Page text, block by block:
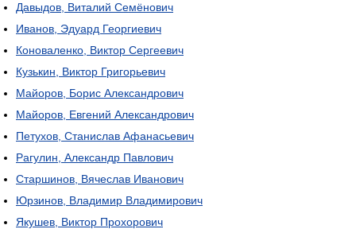
Давыдов, Виталий Семёнович
Иванов, Эдуард Георгиевич
Коноваленко, Виктор Сергеевич
Кузькин, Виктор Григорьевич
Майоров, Борис Александрович
Майоров, Евгений Александрович
Петухов, Станислав Афанасьевич
Рагулин, Александр Павлович
Старшинов, Вячеслав Иванович
Юрзинов, Владимир Владимирович
Якушев, Виктор Прохорович